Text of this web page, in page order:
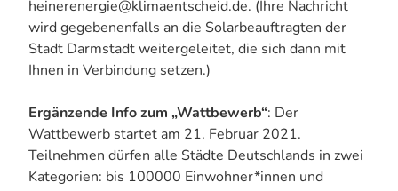
heinerenergie@klimaentscheid.de. (Ihre Nachricht
wird gegebenenfalls an die Solarbeauftragten der
Stadt Darmstadt weitergeleitet, die sich dann mit
Ihnen in Verbindung setzen.)
Ergänzende Info zum „Wattbewerb“: Der
Wattbewerb startet am 21. Februar 2021.
Teilnehmen dürfen alle Städte Deutschlands in zwei
Kategorien: bis 100000 Einwohner*innen und